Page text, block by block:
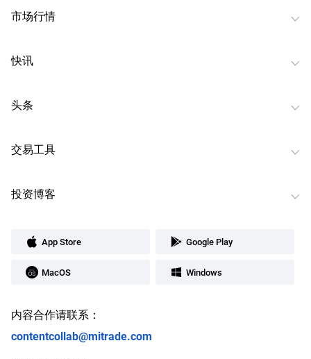
市场行情
快讯
头条
交易工具
投资博客
App Store Google Play
MacOS Windows
内容合作请联系：
contentcollab@mitrade.com